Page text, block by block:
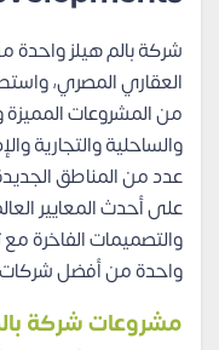
شركة بالم هيلز واحدة
العقاري المصري،
من المشروعات المميزة
والساحلية والتجارية
عدد من المناطق
على أحدث المعايير
والتصميمات الفاخرة
واحدة من أفضل
مشروعات شركة